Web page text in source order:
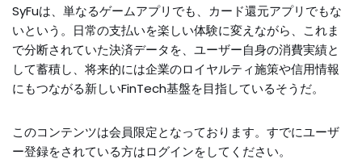
SyFuは、単なるゲームアプリでも、カード還元アプリでもな
いという。日常の支払いを楽しい体験に変えながら、これま
で分断されていた決済データを、ユーザー自身の消費実績と
して蓄積し、将来的には企業のロイヤルティ施策や信用情報
にもつながる新しいFinTech基盤を目指しているそうだ。
このコンテンツは会員限定となっております。すでにユーザ
ー登録をされている方はログインをしてください。